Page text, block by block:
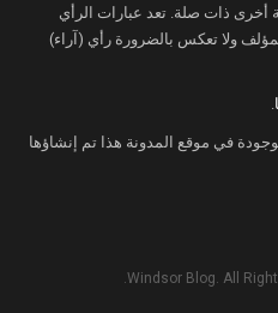
أخرى ذات صلة. تعد عبارات الرأي
ولا تعكس بالضرورة رأي (آراء)
في موقع المدونة هذا تم إنشاؤها